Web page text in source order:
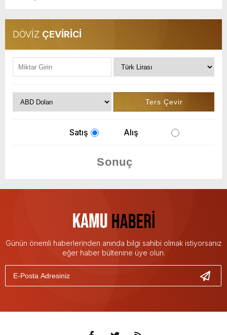
DÖVİZ ÇEVİRİCİ
Satış Alış
Günün önemli haberlerinden anında bilgi sahibi olmak istiyorsanız
eğer haber bültenine üye olun.